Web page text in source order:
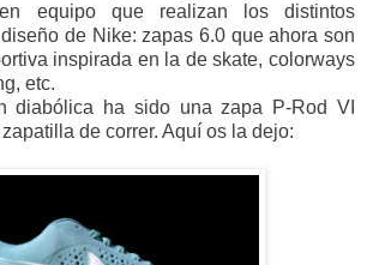
equipo que realizan los distintos
de Nike: zapas 6.0 que ahora son
inspirada en la de skate, colorways
etc.
diabólica ha sido una zapa P-Rod VI
de correr. Aquí os la dejo: